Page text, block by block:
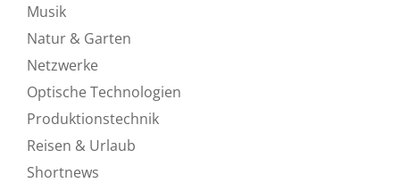
Musik
Natur & Garten
Netzwerke
Optische Technologien
Produktionstechnik
Reisen & Urlaub
Shortnews